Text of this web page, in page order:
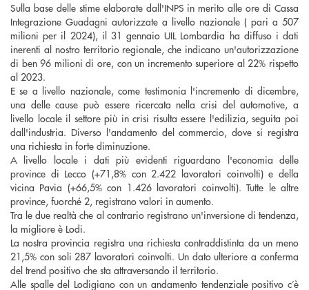
Sulla base delle stime elaborate dall'INPS in merito alle ore di Cassa
Integrazione Guadagni autorizzate a livello nazionale ( pari a 507
milioni per il 2024), il 31 gennaio UIL Lombardia ha diffuso i dati
inerenti al nostro territorio regionale, che indicano un'autorizzazione
di ben 96 milioni di ore, con un incremento superiore al 22% rispetto
al 2023.
E se a livello nazionale, come testimonia l'incremento di dicembre,
una delle cause può essere ricercata nella crisi del automotive, a
livello locale il settore più in crisi risulta essere l'edilizia, seguita poi
dall'industria. Diverso l'andamento del commercio, dove si registra
una richiesta in forte diminuzione.
A livello locale i dati più evidenti riguardano l'economia delle
province di Lecco (+71,8% con 2.422 lavoratori coinvolti) e della
vicina Pavia (+66,5% con 1.426 lavoratori coinvolti). Tutte le altre
province, fuorché 2, registrano valori in aumento.
Tra le due realtà che al contrario registrano un'inversione di tendenza,
la migliore è Lodi.
La nostra provincia registra una richiesta contraddistinta da un meno
21,5% con soli 287 lavoratori coinvolti. Un dato ulteriore a conferma
del trend positivo che sta attraversando il territorio.
Alle spalle del Lodigiano con un andamento tendenziale positivo c’è